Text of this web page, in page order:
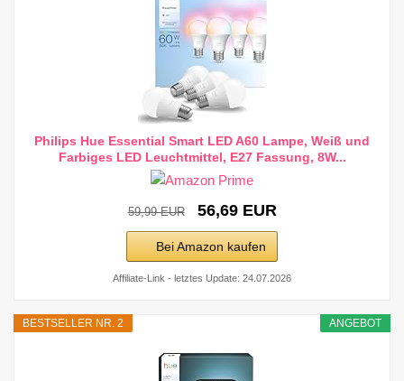
Philips Hue Essential Smart LED A60 Lampe, Weiß und
Farbiges LED Leuchtmittel, E27 Fassung, 8W...
59,99 EUR 56,69 EUR
Bei Amazon kaufen
Affiliate-Link - letztes Update: 24.07.2026
ANGEBOT
BESTSELLER NR. 2